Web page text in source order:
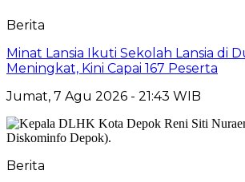
Berita
Minat Lansia Ikuti Sekolah Lansia di
Meningkat, Kini Capai 167 Peserta
Jumat, 7 Agu 2026 - 21:43 WIB
Berita